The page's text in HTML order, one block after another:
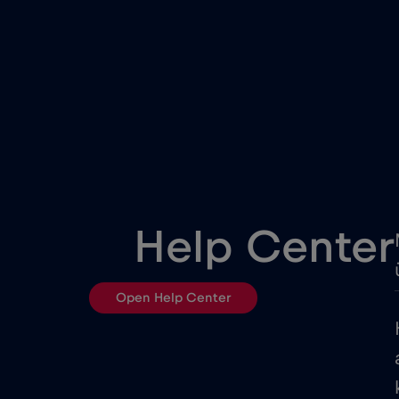
Észtország
Help Center
Open Help Center